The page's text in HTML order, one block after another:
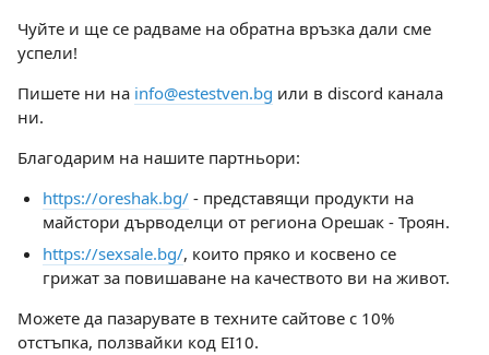
Чуйте и ще се радваме на обратна връзка дали сме
успели!
Пишете ни на info@estestven.bg или в discord канала
ни.
Благодарим на нашите партньори:
https://oreshak.bg/- представящи продукти на
майстори дърводелци от региона Орешак - Троян.
https://sexsale.bg/, които пряко и косвено се
грижат за повишаване на качеството ви на живот.
Можете да пазарувате в техните сайтове с 10%
отстъпка, ползвайки код EI10.